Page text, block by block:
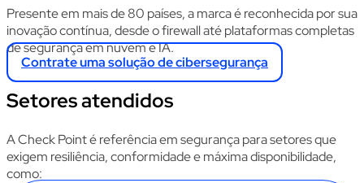
Presente em mais de 80 países, a marca é reconhecida por sua
inovação contínua, desde o firewall até plataformas completas
de segurança em nuvem e IA.
Contrate uma solução de cibersegurança
Setores atendidos
ACheckPoint é referência em segurança para setores que
exigem resiliência, conformidade e máxima disponibilidade,
como: